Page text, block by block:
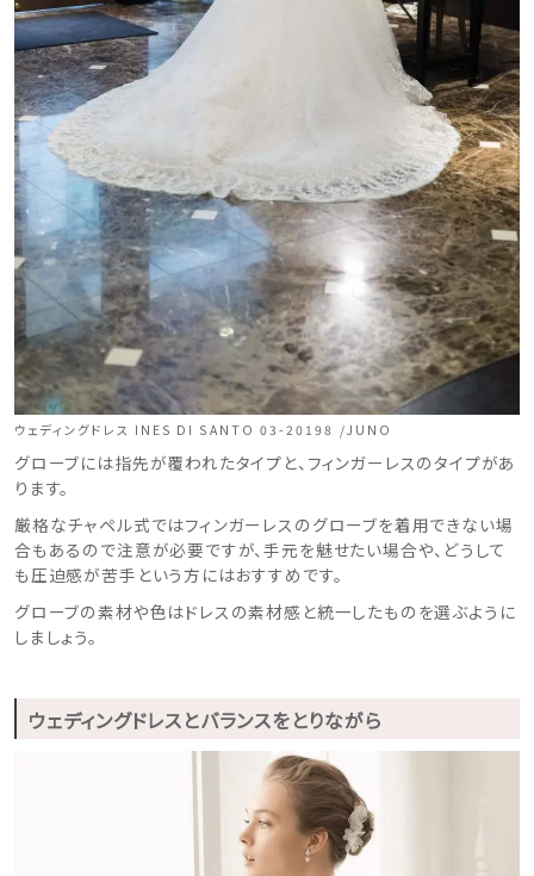
ドレスブランド
スタイル別
フォトウエディング
神社結婚式 お問い合わせ
ウェディングドレス INES DI SANTO 03-20198 /JUNO
グローブには指先が覆われたタイプと、フィンガーレスのタイプがあ
ります。
厳格なチャペル式ではフィンガーレスのグローブを着用できない場
合もあるので注意が必要ですが、手元を魅せたい場合や、どうして
も圧迫感が苦手という方にはおすすめです。
グローブの素材や色はドレスの素材感と統一したものを選ぶように
しましょう。
ウェディングドレスとバランスをとりながら